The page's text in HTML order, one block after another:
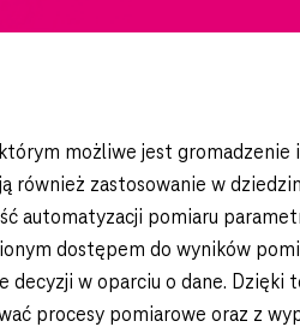
możliwe jest gromadzenie
również zastosowanie w
automatyzacji pomiaru
dostępem do wyników
decyzji w oparciu o dane. Dzięki
procesy pomiarowe oraz z